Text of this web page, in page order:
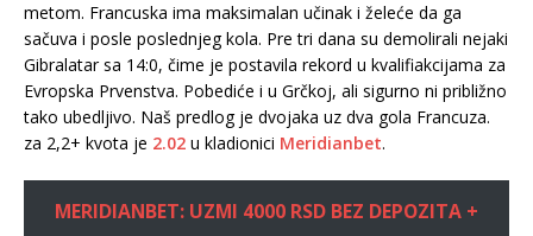
metom. Francuska ima maksimalan učinak i želeće da ga
sačuva i posle poslednjeg kola. Pre tri dana su demolirali nejaki
Gibralatar sa 14:0, čime je postavila rekord u kvalifiakcijama za
Evropska Prvenstva. Pobediće i u Grčkoj, ali sigurno ni približno
tako ubedljivo. Naš predlog je dvojaka uz dva gola Francuza.
za 2,2+ kvota je 2.02 u kladionici Meridianbet.
MERIDIANBET: UZMI 4000 RSD BEZ DEPOZITA +